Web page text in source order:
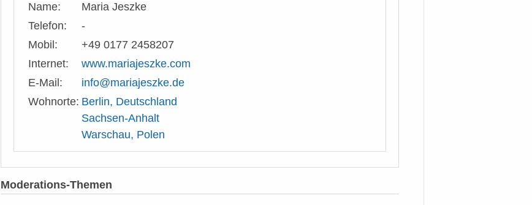
Name:
Maria Jeszke
Telefon:
-
Mobil:
+49 0177 2458207
Internet:
www.mariajeszke.com
E-Mail:
info@mariajeszke.de
Wohnorte: Berlin, Deutschland
Sachsen-Anhalt
Warschau, Polen
Moderations-Themen